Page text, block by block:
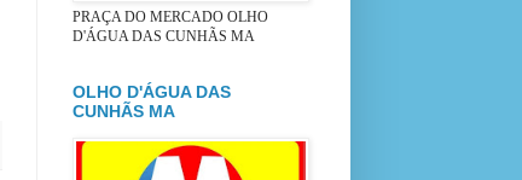
PRAÇA DO MERCADO OLHO
D'ÁGUA DAS CUNHÃS MA
OLHO D'ÁGUA DAS
CUNHÃS MA